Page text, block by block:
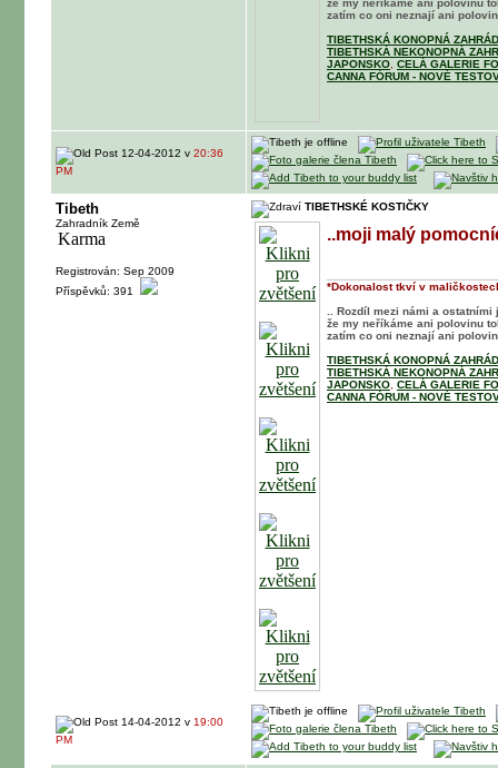
že my neříkáme ani polovinu
zatím co oni neznají ani
TIBETHSKÁ KONOPNÁ
TIBETHSKÁ NEKONOPNÁ
JAPONSKO CELÁ GALERIE
CANNA FÓRUM - NOVÉ
12-04-2012 v 20:36
PM
Tibeth
Zahradník Země
Registrován: Sep 2009
Příspěvků: 391
TIBETHSKÉ KOSTIČKY
..moji malý
*Dokonalost tkví v
.. Rozdíl mezi námi a ostatními
že my neříkáme ani polovinu
zatím co oni neznají ani
TIBETHSKÁ KONOPNÁ
TIBETHSKÁ NEKONOPNÁ
JAPONSKO CELÁ GALERIE
CANNA FÓRUM - NOVÉ
14-04-2012 v 19:00
PM